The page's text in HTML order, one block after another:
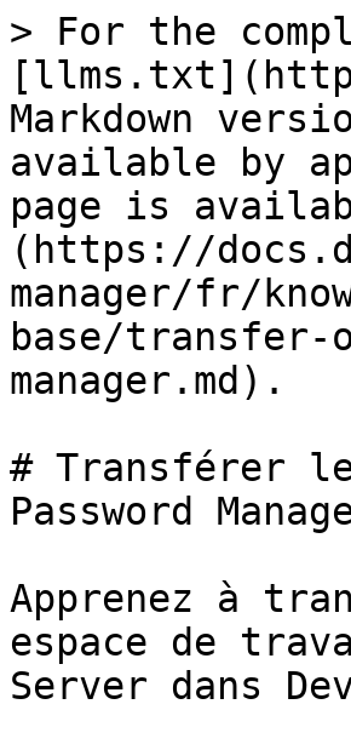
> For the
Markdown
available by
page is
(https://
manager/fr/
base/transfer-
manager.md).
# Transférer le
Password
Apprenez à
espace de
Server dans